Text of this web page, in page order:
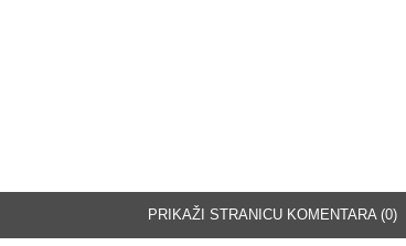
PRIKAŽI STRANICU KOMENTARA (0)